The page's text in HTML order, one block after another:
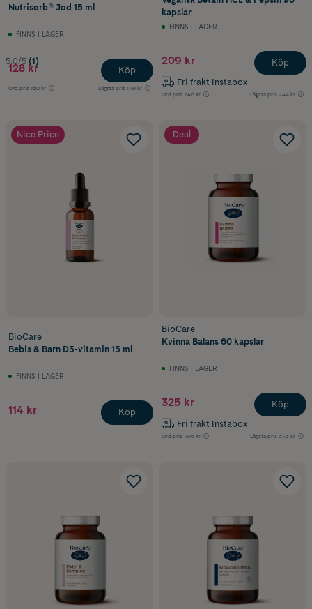
Nutrisorb® Jod 15 ml
FINNS I LAGER
5.0/5 (1)
128 kr
Ord.pris 150 kr Lägsta pris 149 kr
Köp
kapslar
FINNS I LAGER
209 kr
Fri frakt Instabox
Ord.pris 246 kr Lägsta pris 244 kr
Köp
Nice Price
BioCare
Bebis & Barn D3-vitamin 15 ml
FINNS I LAGER
114 kr Köp
Deal
BioCare
Kvinna Balans 60 kapslar
FINNS I LAGER
325 kr
Fri frakt Instabox
Ord.pris 406 kr Lägsta pris 343 kr
Köp